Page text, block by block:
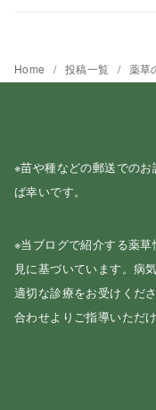
Home 投稿一覧 薬草
※苗や種などの郵送での
ば幸いです。
※当ブログで紹介する薬
見に基づいています。病
適切な診療をお受けくだ
合わせよりご指導いただ